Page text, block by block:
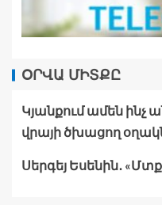
ՕՐՎԱ ՄԻՏՔԸ
Կյանքում ամեն ինչ
վրայի ծխացող
Սերգեյ Եսենին․